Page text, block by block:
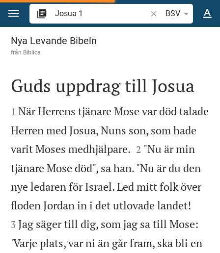
Hoppa till innehåll
Sök bibelvers eller
BSV
Josua 1
Nya Levande Bibeln
från Biblica

Guds uppdrag till Josua

1 När Herrens tjänare Mose var död talade
Herren med Josua, Nuns son, som hade
varit Moses medhjälpare. 

2 "Nu är min
tjänare Mose död", sa han. "Nu är du den
nye ledaren för Israel. Led mitt folk över
floden Jordan in i det utlovade landet!
3 Jag säger till dig, som jag sa till Mose:
'Varje plats, var ni än går fram, ska bli en